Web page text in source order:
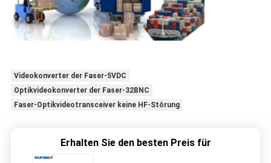
Videokonverter der Faser-5VDC
Optikvideokonverter der Faser-32BNC
Faser-Optikvideotransceiver keine HF-Störung
Erhalten Sie den besten Preis für